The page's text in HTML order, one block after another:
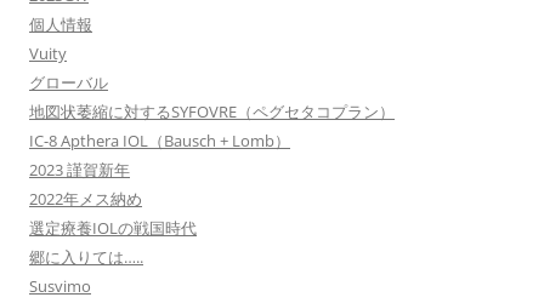
個人情報
Vuity
グローバル
地図状萎縮に対するSYFOVRE（ペグセタコプラン）
IC-8 Apthera IOL（Bausch + Lomb）
2023 謹賀新年
2022年メス納め
選定療養IOLの戦国時代
郷に入りては…..
Susvimo